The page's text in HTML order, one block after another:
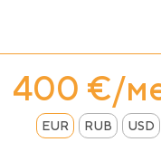
400 €/
EUR RUB USD